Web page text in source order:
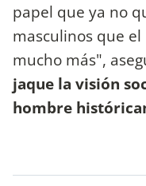
papel que ya no
masculinos que
mucho más",
jaque la visión
hombre